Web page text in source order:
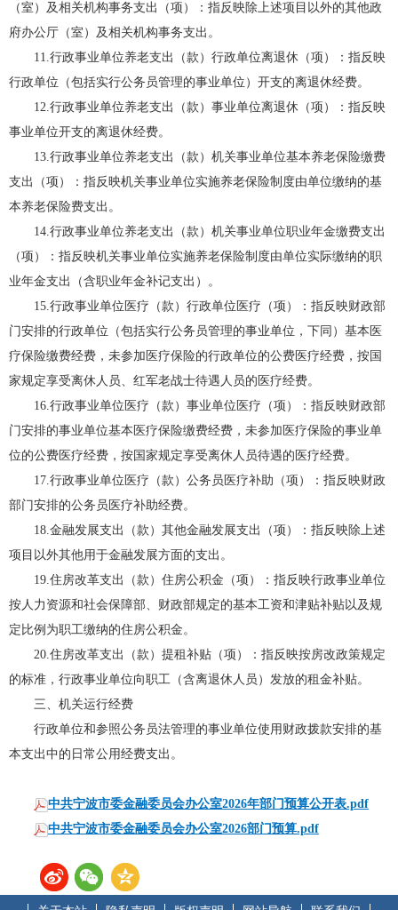
（室）及相关机构事务支出（项）：指反映除上述项目以外的其他政
府办公厅（室）及相关机构事务支出。
11.行政事业单位养老支出（款）行政单位离退休（项）：指反映
行政单位（包括实行公务员管理的事业单位）开支的离退休经费。
12.行政事业单位养老支出（款）事业单位离退休（项）：指反映
事业单位开支的离退休经费。
13.行政事业单位养老支出（款）机关事业单位基本养老保险缴费
支出（项）：指反映机关事业单位实施养老保险制度由单位缴纳的基
本养老保险费支出。
14.行政事业单位养老支出（款）机关事业单位职业年金缴费支出
（项）：指反映机关事业单位实施养老保险制度由单位实际缴纳的职
业年金支出（含职业年金补记支出）。
15.行政事业单位医疗（款）行政单位医疗（项）：指反映财政部
门安排的行政单位（包括实行公务员管理的事业单位，下同）基本医
疗保险缴费经费，未参加医疗保险的行政单位的公费医疗经费，按国
家规定享受离休人员、红军老战士待遇人员的医疗经费。
16.行政事业单位医疗（款）事业单位医疗（项）：指反映财政部
门安排的事业单位基本医疗保险缴费经费，未参加医疗保险的事业单
位的公费医疗经费，按国家规定享受离休人员待遇的医疗经费。
17.行政事业单位医疗（款）公务员医疗补助（项）：指反映财政
部门安排的公务员医疗补助经费。
18.金融发展支出（款）其他金融发展支出（项）：指反映除上述
项目以外其他用于金融发展方面的支出。
19.住房改革支出（款）住房公积金（项）：指反映行政事业单位
按人力资源和社会保障部、财政部规定的基本工资和津贴补贴以及规
定比例为职工缴纳的住房公积金。
20.住房改革支出（款）提租补贴（项）：指反映按房改政策规定
的标准，行政事业单位向职工（含离退休人员）发放的租金补贴。
三、机关运行经费
行政单位和参照公务员法管理的事业单位使用财政拨款安排的基
本支出中的日常公用经费支出。
中共宁波市委金融委员会办公室2026年部门预算公开表.pdf
中共宁波市委金融委员会办公室2026部门预算.pdf